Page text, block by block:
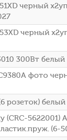
черный
черный
300Вт белый
фото
розеток)
(CRC-5622001)
(6-